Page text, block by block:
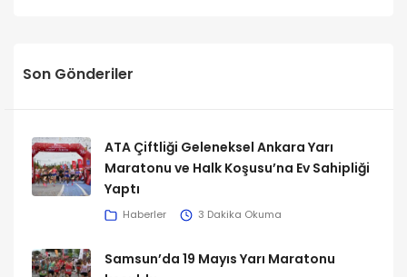
Son Gönderiler
ATA Çiftliği Geleneksel Ankara Yarı
Maratonu ve Halk Koşusu’na Ev Sahipliği
Yaptı
Haberler 3 Dakika Okuma
Samsun’da 19 Mayıs Yarı Maratonu